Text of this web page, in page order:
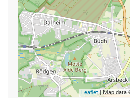
Leaflet| Map